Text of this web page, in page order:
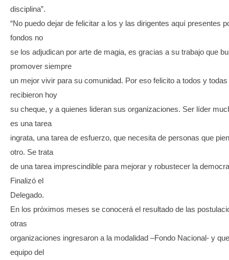
disciplina”.
“No puedo dejar de felicitar a los y las dirigentes aquí presentes
fondos no
se los adjudican por arte de magia, es gracias a su trabajo que
promover siempre
un mejor vivir para su comunidad. Por eso felicito a todos y
recibieron hoy
su cheque, y a quienes lideran sus organizaciones. Ser líder
es una tarea
ingrata, una tarea de esfuerzo, que necesita de personas que
otro. Se trata
de una tarea imprescindible para mejorar y robustecer la
Finalizó el
Delegado.
En los próximos meses se conocerá el resultado de las
otras
organizaciones ingresaron a la modalidad –Fondo Nacional- y
equipo del